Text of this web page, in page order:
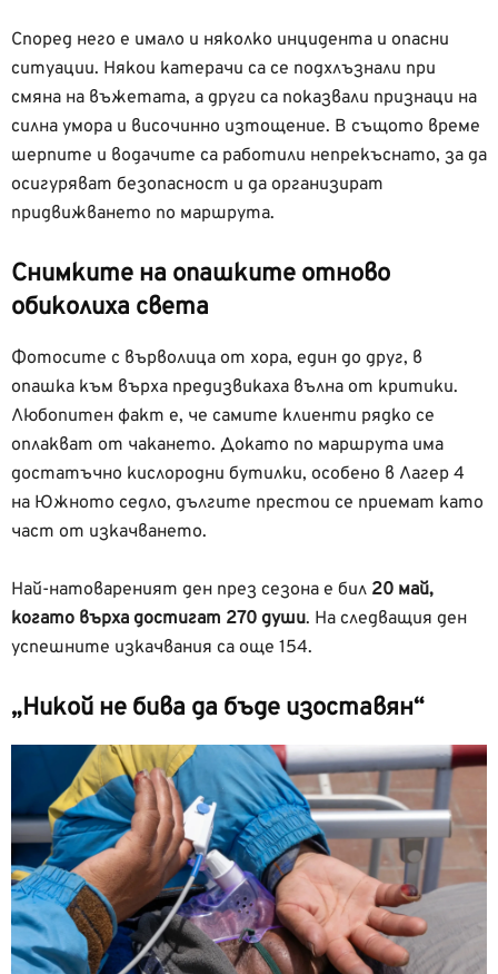
Според него е имало и няколко инцидента и опасни
ситуации. Някои катерачи са се подхлъзнали при
смяна на въжетата, а други са показвали признаци на
силна умора и височинно изтощение. В същото време
шерпите и водачите са работили непрекъснато, за да
осигуряват безопасност и да организират
придвижването по маршрута.
Снимките на опашките отново
обиколиха света
Фотосите с върволица от хора, един до друг, в
опашка към върха предизвикаха вълна от критики.
Любопитен факт е, че самите клиенти рядко се
оплакват от чакането. Докато по маршрута има
достатъчно кислородни бутилки, особено в Лагер 4
на Южното седло, дългите престои се приемат като
част от изкачването.
Най-натовареният ден през сезона е бил 20 май,
когато върха достигат 270 души. На следващия ден
успешните изкачвания са още 154.
„Никой не бива да бъде изоставян“